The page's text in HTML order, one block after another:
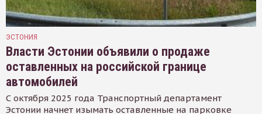
ЭСТОНИЯ
Власти Эстонии объявили о продаже
оставленных на российской границе
автомобилей
С октября 2025 года Транспортный департамент
Эстонии начнет изымать оставленные на парковке